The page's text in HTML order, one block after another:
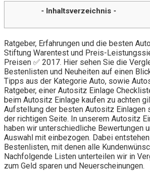
- Inhaltsverzeichnis -
Ratgeber, Erfahrungen und die besten
Stiftung Warentest und Preis-
Preisen ✅ 2017. Hier sehen Sie die
Bestenlisten und Neuheiten auf einen
Tipps aus der Kategorie Auto, sowie
Ratgeber, einer Autositz Einlage
beim Autositz Einlage kaufen zu achten
Aufstellung der besten Autositz Einlagen
der richtigen Seite. In unserem Autositz
haben wir unterschiedliche Bewertungen
Auswahl mit einbezogen. Dabei
Bestenlisten, mit denen alle
Nachfolgende Listen unterteilen wir in
zum Geld sparen und Neuerscheinungen.